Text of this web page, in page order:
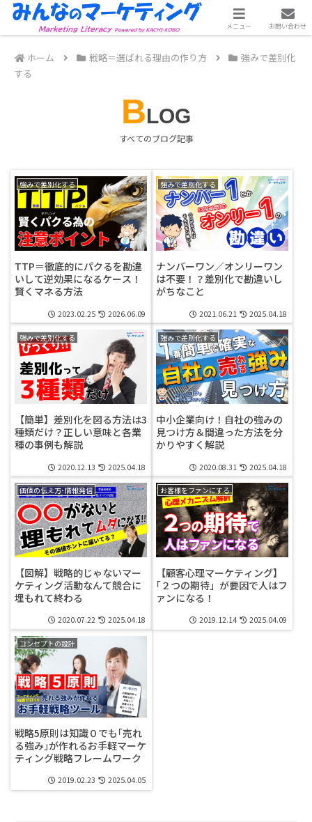
ℹ️ 著書「小さな会社の売れる仕組み」全国書店で発売中！Amazonベストセラー
ホーム 戦略＝選ばれる理由の作り方
強みで差別化
する
BLOG
すべてのブログ記事
強みで差別化する
TTP＝徹底的にパクるを勘違
いして逆効果になるケース！
賢くマネる方法
2023.02.25 2026.06.09
強みで差別化する
ナンバーワン／オンリーワン
は不要！？差別化で勘違いし
がちなこと
2021.06.21 2025.04.18
強みで差別化する
【簡単】差別化を図る方法は3
種類だけ？正しい意味と各業
種の事例も解説
2020.12.13 2025.04.18
強みで差別化する
中小企業向け！自社の強みの
見つけ方＆間違った方法を分
かりやすく解説
2020.08.31 2025.04.18
価値の伝え方･情報発信
【図解】戦略的じゃないマー
ケティング活動なんて競合に
埋もれて終わる
2020.07.22 2025.04.18
お客様をファンにする
【顧客心理マーケティング】
｢２つの期待」が要因で人はフ
ァンになる！
2019.12.14 2025.04.09
コンセプトの設計
戦略5原則は知識０でも｢売れ
る強み｣が作れるお手軽マーケ
ティング戦略フレームワーク
2019.02.23 2025.04.05
メニュー お問い合わせ